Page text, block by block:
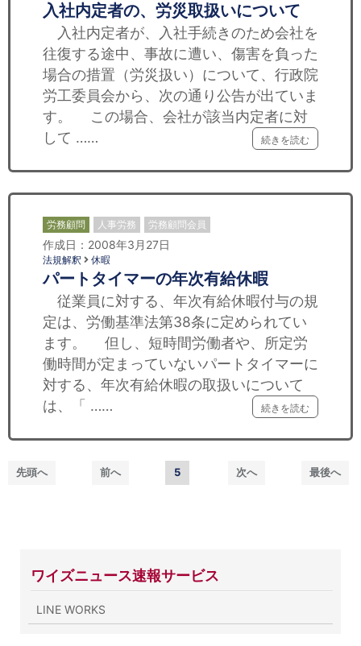
入社内定者の、労災取扱いについて
入社内定者が、入社手続きのため会社を
往復する途中、事故に遭い、傷害を負った
場合の措置（労災扱い）について、行政院
労工委員会から、次の通り公告が出ていま
す。 この場合、会社が該当内定者に対
して ……
続きを読む
労務顧問 人事労務 労務顧問会員
作成日：2008年3月27日
法規解釈 休暇
パートタイマーの年次有給休暇
従業員に対する、年次有給休暇付与の規
定は、労働基準法第38条に定められてい
ます。 但し、短時間労働者や、所定労
働時間が定まっていないパートタイマーに
対する、年次有給休暇の取扱いについて
は、「 ……
続きを読む
先頭へ 前へ 5 次へ 最後へ
ワイズニュース速報サービス
LINE WORKS